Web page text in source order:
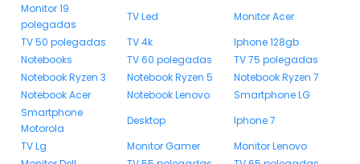
Monitor 19
polegadas
TV Led
Monitor Acer
TV 50 polegadas
TV 4k
Iphone 128gb
Notebooks
TV 60 polegadas
TV 75 polegadas
Notebook Ryzen 3
Notebook Ryzen 5
Notebook Ryzen 7
Notebook Acer
Notebook Lenovo
Smartphone LG
Smartphone
Motorola
Desktop
Iphone 7
TV Lg
Monitor Gamer
Monitor Lenovo